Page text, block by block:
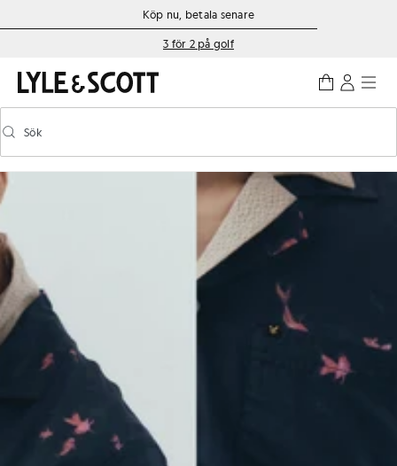
Gå direkt till huvudinnehållet
Information om tillgänglighetKöp nu, betala senare
3 för 2 på golf
Aktivera/inaktivera prediktiv sökning
Sök